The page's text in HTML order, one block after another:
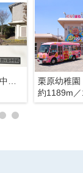
栗原幼稚園
約1189m